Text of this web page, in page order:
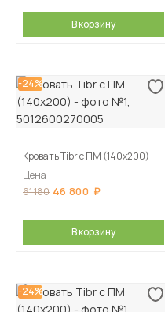
В корзину
-24%
Кровать Tibr с ПМ (140х200)
Цена
61 180 46 800
В корзину
-24%